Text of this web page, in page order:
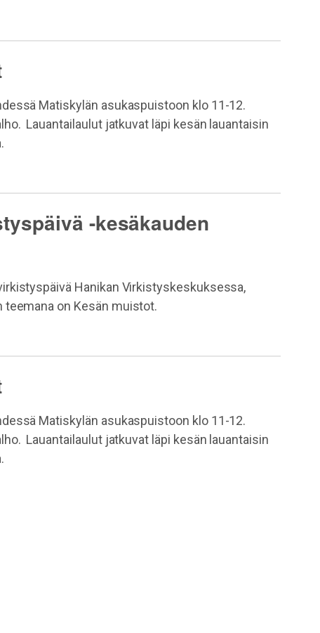
Matiskylän asukaspuistoon klo 11-12.
Lauantailaulut jatkuvat läpi kesän lauantaisin
-kesäkauden
Hanikan Virkistyskeskuksessa,
teemana on Kesän muistot.
Matiskylän asukaspuistoon klo 11-12.
Lauantailaulut jatkuvat läpi kesän lauantaisin